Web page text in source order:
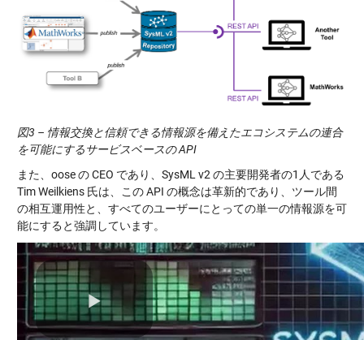
図3 – 情報交換と信頼できる情報源を備えたエコシステムの連合
を可能にするサービスベースの API
また、oose の CEO であり、SysML v2 の主要開発者の1人である
Tim Weilkiens 氏は、この API の概念は革新的であり、ツール間
の相互運用性と、すべてのユーザーにとっての単一の情報源を可
能にすると強調しています。